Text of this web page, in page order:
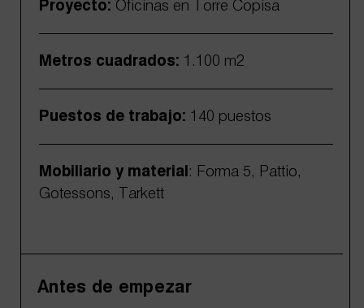
Proyecto: Oficinas en Torre Copisa
Metros cuadrados: 1.100 m2
Puestos de trabajo: 140 puestos
Mobiliario y material : Forma 5, Pattio,
Gotessons, Tarkett
Antes de empezar